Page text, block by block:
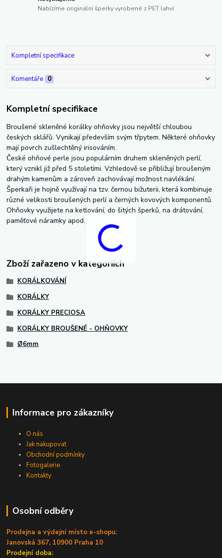
Nabízíme originální šperky vyrobené z PET lahví
Kompletní specifikace
Komentáře 0
Kompletní specifikace
Broušené skleněné korálky ohňovky jsou největší chloubou
českých sklářů. Vynikají především svým třpytem. Některé ohňovky
mají povrch zušlechtěný irisováním.
České ohňové perle jsou populárním druhem skleněných perlí,
který vznikl již před 5 stoletími. Vzhledově se přibližují broušeným
drahým kamenům a zároveň zachovávají možnost navlékání.
Šperkaři je hojně využívají na tzv. černou bižuterii, která kombinuje
různé velikosti broušených perlí a černých kovových komponentů.
Ohňovky využijete na ketlování, do šitých šperků, na drátování,
paměťové náramky apod.
Zboží zařazeno v kategoriích
KORÁLKOVÁNÍ
KORÁLKY
KORÁLKY PRECIOSA
KORÁLKY BROUŠENÉ - OHŇOVKY
Ø6mm
Informace pro zákazníky
O nás
Jak nakupovat
Obchodní podmínky
Fotogalerie
Kontakty
Osobní odběry
Prodejna a výdejní místo e-shopu:
Janovská 367, 10900 Praha 10
Prodejní doba: